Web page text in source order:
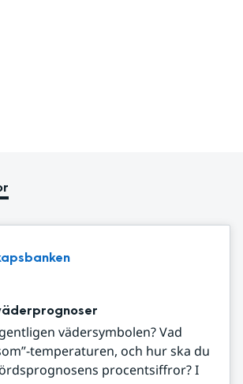
vädersymbolen? Vad
temperaturen, och hur ska du
procentsiffror? I